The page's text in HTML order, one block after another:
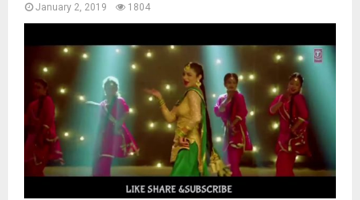
January 2, 2019 1804